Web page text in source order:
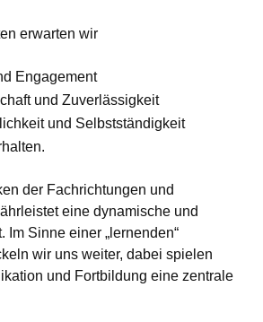
erwarten wir
Engagement
und Zuverlässigkeit
und Selbstständigkeit
der Fachrichtungen und
eine dynamische und
Im Sinne einer „lernenden“
wir uns weiter, dabei spielen
und Fortbildung eine zentrale